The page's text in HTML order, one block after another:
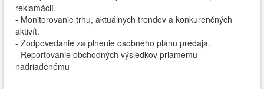
reklamácií.
- Monitorovanie trhu, aktuálnych trendov a konkurenčných
aktivít.
- Zodpovedanie za plnenie osobného plánu predaja.
- Reportovanie obchodných výsledkov priamemu
nadriadenému